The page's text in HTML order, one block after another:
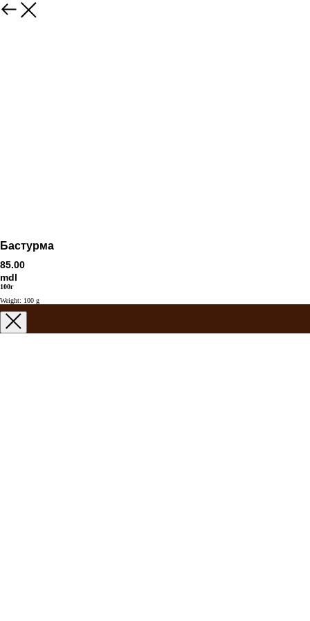
Бастурма
85.00
mdl
100г
Weight: 100 g